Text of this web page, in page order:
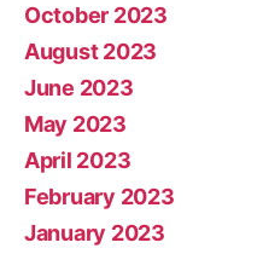
October 2023
August 2023
June 2023
May 2023
April 2023
February 2023
January 2023